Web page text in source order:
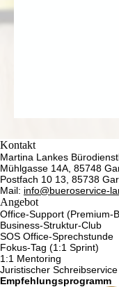
Kontakt
Martina Lankes
Mühlgasse 14A, 85748
Postfach 10 13, 85738
Mail: info@bueroservice-
Angebot
Office-Support (Premium-
Business-Struktur-Club
SOS Office-Sprechstunde
Fokus-Tag (1:1 Sprint)
1:1 Mentoring
Juristischer Schreibservice
Empfehlungsprogramm